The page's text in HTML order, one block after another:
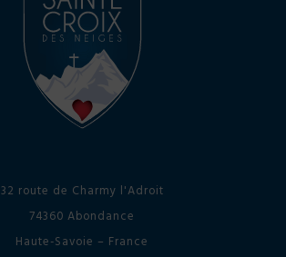
32 route de Charmy l'Adroit
74360 Abondance
Haute-Savoie – France